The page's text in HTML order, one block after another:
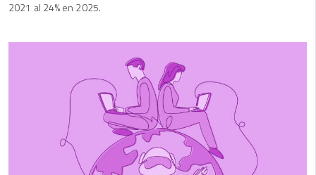
2021 al 24% en 2025.